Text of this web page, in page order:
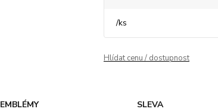
/ks
Hlídat cenu / dostupnost
EMBLÉMY
SLEVA